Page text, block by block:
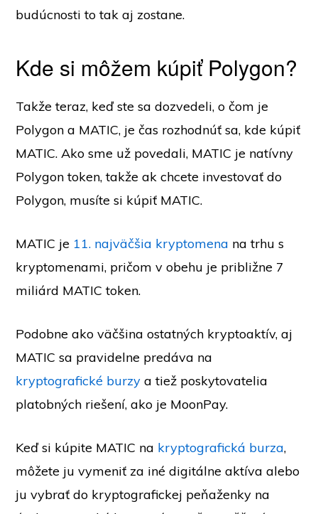
budúcnosti to tak aj zostane.
Kde si môžem kúpiť Polygon?
Takže teraz, keď ste sa dozvedeli, o čom je
Polygon a MATIC, je čas rozhodnúť sa, kde kúpiť
MATIC. Ako sme už povedali, MATIC je natívny
Polygon token, takže ak chcete investovať do
Polygon, musíte si kúpiť MATIC.
MATIC je 11. najväčšia kryptomena na trhu s
kryptomenami, pričom v obehu je približne 7
miliárd MATIC token.
Podobne ako väčšina ostatných kryptoaktív, aj
MATIC sa pravidelne predáva na
kryptografické burzy a tiež poskytovatelia
platobných riešení, ako je MoonPay.
Keď si kúpite MATIC na kryptografická burza,
môžete ju vymeniť za iné digitálne aktíva alebo
ju vybrať do kryptografickej peňaženky na